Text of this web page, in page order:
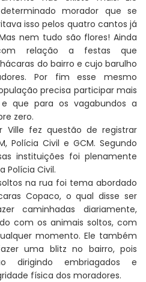
morador que se
isso pelos quatro cantos já
nem tudo são flores! Ainda
relação a festas que
do bairro e cujo barulho
Por fim esse mesmo
precisa participar mais
que para os vagabundos a
zero.
Ville fez questão de registrar
Polícia Civil e GCM. Segundo
instituições foi plenamente
Polícia Civil.
na rua foi tema abordado
Copaco, o qual disse ser
caminhadas diariamente,
com os animais soltos, com
momento. Ele também
uma blitz no bairro, pois
dirigindo embriagados e
física dos moradores.